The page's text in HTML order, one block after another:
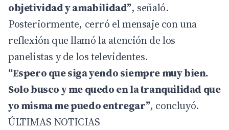
objetividad y amabilidad”, señaló.
Posteriormente, cerró el mensaje con una
reflexión que llamó la atención de los
panelistas y de los televidentes.
“Espero que siga yendo siempre muy bien.
Solo busco y me quedo en la tranquilidad que
yo misma me puedo entregar”, concluyó.
ÚLTIMAS NOTICIAS